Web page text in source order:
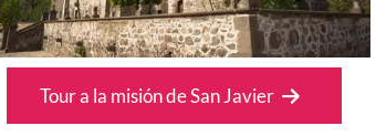
Tour a la misión de San Javier